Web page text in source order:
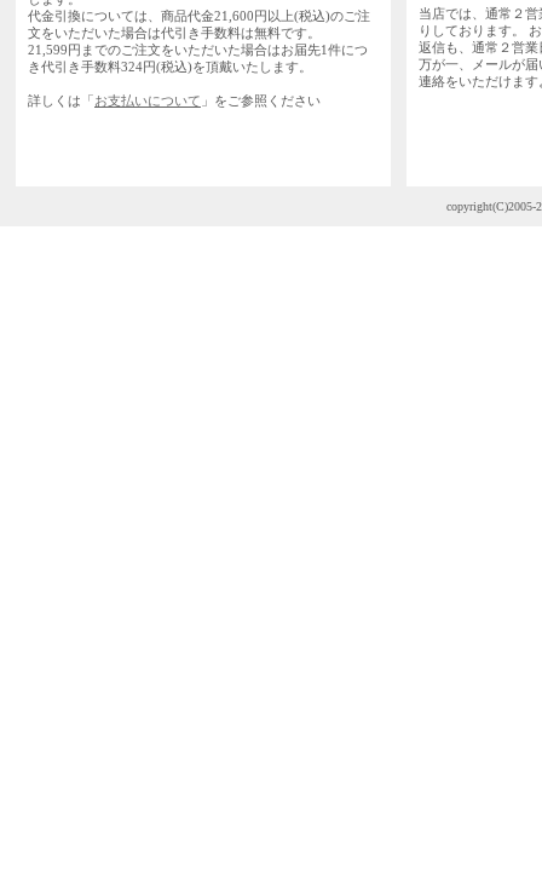
代金引換については、商品代金21,600円以上(税込)のご注
文をいただいた場合は代引き手数料は無料です。
21,599円までのご注文をいただいた場合はお届先1件につ
き代引き手数料324円(税込)を頂戴いたします。
詳しくは「お支払いについて 」をご参照ください
当店では、通常２
りしております。
返信も、通常２営
万が一、メールが
連絡をいただけま
copyright(C)2005-